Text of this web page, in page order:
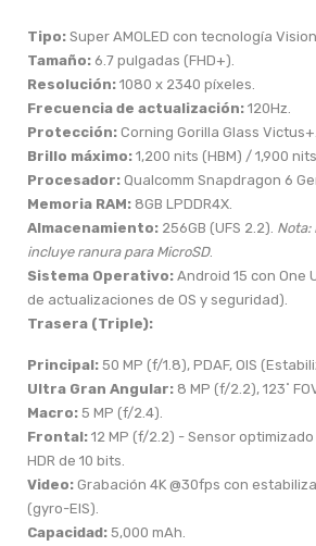
Tipo: Super AMOLED con tecnología
Tamaño: 6.7 pulgadas (FHD+).
Resolución: 1080 x 2340 píxeles.
Frecuencia de actualización: 120Hz.
Protección: Corning Gorilla Glass Victus+.
Brillo máximo: 1,200 nits (HBM) / 1,900
Procesador: Qualcomm Snapdragon 6
Memoria RAM: 8GB LPDDR4X.
Almacenamiento: 256GB (UFS 2.2). Nota:
incluye ranura para MicroSD.
Sistema Operativo: Android 15 con One
de actualizaciones de OS y seguridad).
Trasera (Triple):
Principal: 50 MP (f/1.8), PDAF, OIS
Ultra Gran Angular: 8 MP (f/2.2), 123˚
Macro: 5 MP (f/2.4).
Frontal: 12 MP (f/2.2) - Sensor
HDR de 10 bits.
Video: Grabación 4K @30fps con
(gyro-EIS).
Capacidad: 5,000 mAh.